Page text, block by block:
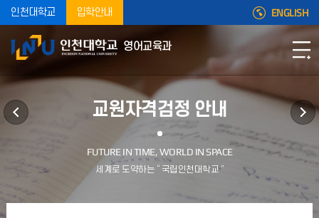
인천대학교 입학안내 ENGLISH
영어교육과
교원자격검정 안내